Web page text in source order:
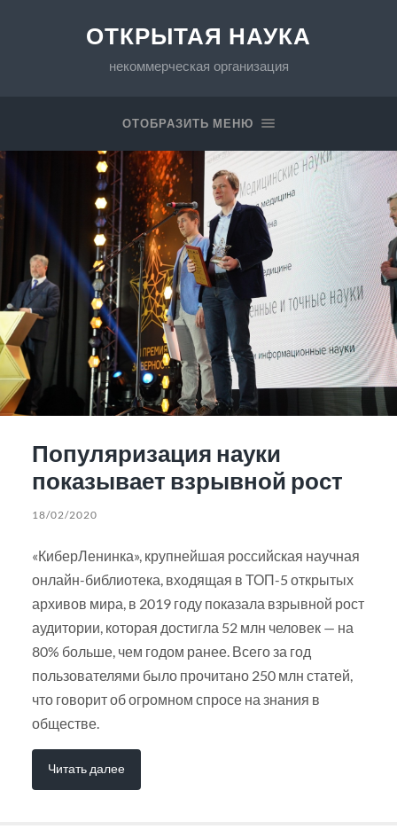
ОТКРЫТАЯ НАУКА
некоммерческая организация
ОТОБРАЗИТЬ МЕНЮ
Популяризация науки
показывает взрывной рост
18/02/2020
«КиберЛенинка», крупнейшая российская научная
онлайн-библиотека, входящая в ТОП-5 открытых
архивов мира, в 2019 году показала взрывной рост
аудитории, которая достигла 52 млн человек — на
80% больше, чем годом ранее. Всего за год
пользователями было прочитано 250 млн статей,
что говорит об огромном спросе на знания в
обществе.
Читать далее